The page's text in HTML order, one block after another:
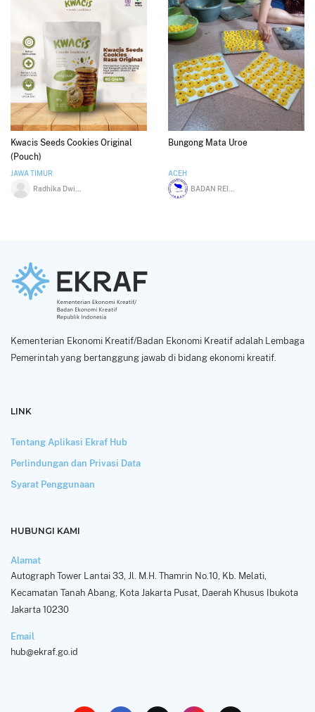
Kwacis Seeds Cookies Original
(Pouch)
JAWA TIMUR
Bungong Mata Uroe
ACEH
Kementerian Ekonomi Kreatif/Badan Ekonomi Kreatif adalah Lembaga
Pemerintah yang bertanggung jawab di bidang ekonomi kreatif.
LINK
Tentang Aplikasi Ekraf Hub
Perlindungan dan Privasi Data
Syarat Penggunaan
HUBUNGI KAMI
Alamat
Autograph Tower Lantai 33, Jl. M.H. Thamrin No.10, Kb. Melati,
Kecamatan Tanah Abang, Kota Jakarta Pusat, Daerah Khusus Ibukota
Jakarta 10230
Email
hub@ekraf.go.id